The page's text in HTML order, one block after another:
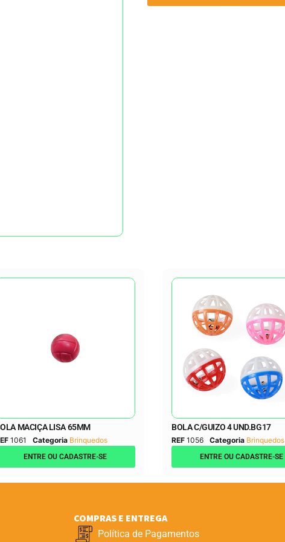
MACIÇA LISA 65MM
1061 Categoria Brinquedos
ENTRE OU CADASTRE-SE
BOLA C/GUIZO 4 UND.BG17
REF 1056 Categoria Brinquedos
ENTRE OU CADASTRE-SE
COMPRAS E ENTREGA
Política de Pagamentos